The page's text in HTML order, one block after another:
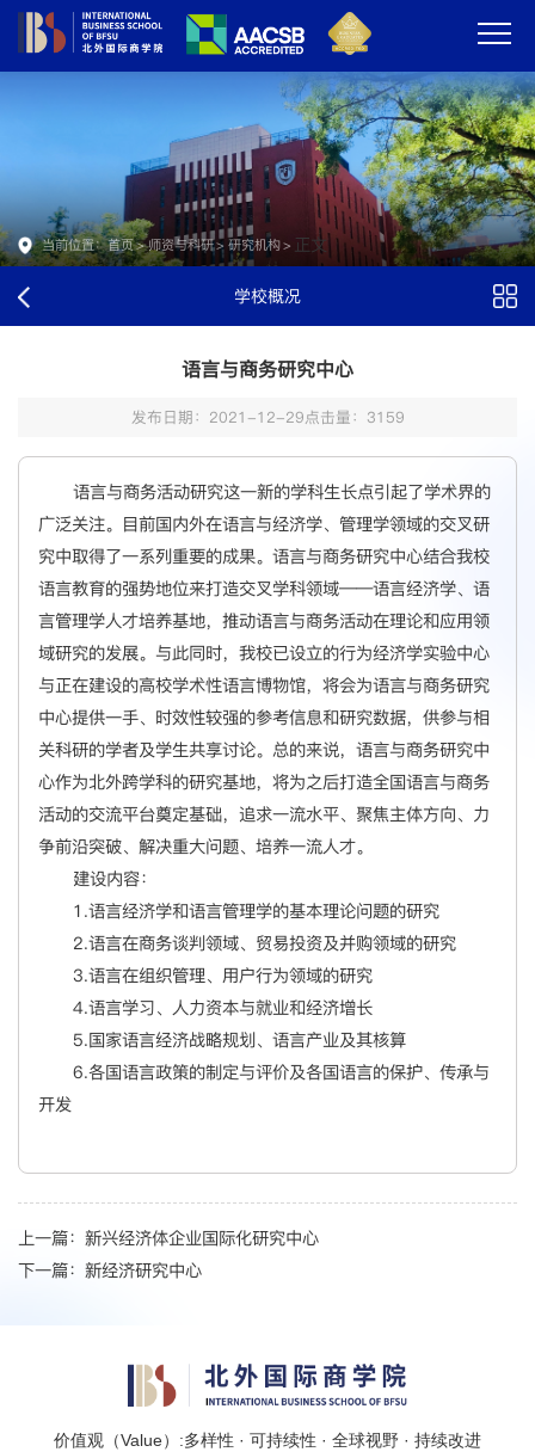
当前位置：首页>师资与科研>研究机构> 正文
学校概况
语言与商务研究中心
发布日期：2021-12-29点击量： 3159
语言与商务活动研究这一新的学科生长点引起了学术界的
广泛关注。目前国内外在语言与经济学、管理学领域的交叉研
究中取得了一系列重要的成果。语言与商务研究中心结合我校
语言教育的强势地位来打造交叉学科领域——语言经济学、语
言管理学人才培养基地，推动语言与商务活动在理论和应用领
域研究的发展。与此同时，我校已设立的行为经济学实验中心
与正在建设的高校学术性语言博物馆，将会为语言与商务研究
中心提供一手、时效性较强的参考信息和研究数据，供参与相
关科研的学者及学生共享讨论。总的来说，语言与商务研究中
心作为北外跨学科的研究基地，将为之后打造全国语言与商务
活动的交流平台奠定基础，追求一流水平、聚焦主体方向、力
争前沿突破、解决重大问题、培养一流人才。
建设内容：
1.语言经济学和语言管理学的基本理论问题的研究
2.语言在商务谈判领域、贸易投资及并购领域的研究
3.语言在组织管理、用户行为领域的研究
4.语言学习、人力资本与就业和经济增长
5.国家语言经济战略规划、语言产业及其核算
6.各国语言政策的制定与评价及各国语言的保护、传承与
开发
上一篇： 新兴经济体企业国际化研究中心
下一篇： 新经济研究中心
价值观（Value）:多样性 · 可持续性 · 全球视野 · 持续改进